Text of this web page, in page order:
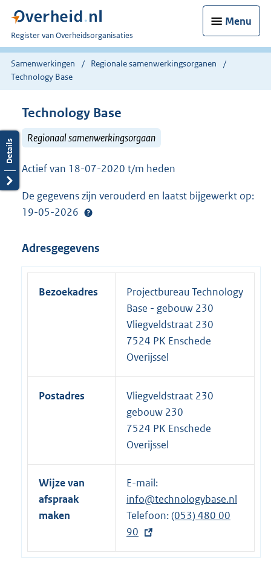
Menu
U
bent
nu
hier:
Register van Overheidsorganisaties
Samenwerkingen
Regionale samenwerkingsorganen
Technology Base
Technology Base
Regionaal samenwerkingsorgaan
Actief van 18-07-2020 t/m heden
De gegevens zijn verouderd en laatst bijgewerkt op:
19-05-2026
Adresgegevens
Bezoekadres
Projectbureau Technology
Base - gebouw 230
Vliegveldstraat 230
7524 PK Enschede
Overijssel
Postadres
Vliegveldstraat 230
gebouw 230
7524 PK Enschede
Overijssel
Wijze van
afspraak
maken
E-mail:
info@technologybase.nl
Telefoon:E
t
(053) 480 00
90